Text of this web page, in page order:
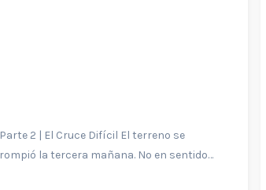
Parte 2 | El Cruce Difícil El terreno se
rompió la tercera mañana. No en sentido…